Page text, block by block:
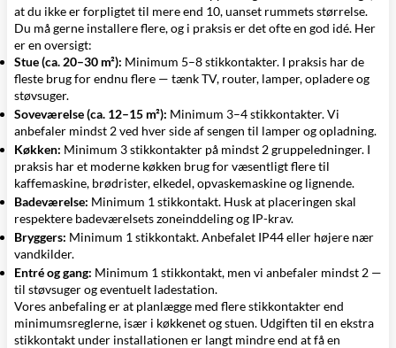
at du ikke er forpligtet til mere end 10, uanset rummets størrelse.
Du må gerne installere flere, og i praksis er det ofte en god idé. Her
er en oversigt:
Stue (ca. 20–30 m²): Minimum 5–8 stikkontakter. I praksis har de
fleste brug for endnu flere — tænk TV, router, lamper, opladere og
støvsuger.
Soveværelse (ca. 12–15 m²): Minimum 3–4 stikkontakter. Vi
anbefaler mindst 2 ved hver side af sengen til lamper og opladning.
Køkken: Minimum 3 stikkontakter på mindst 2 gruppeledninger. I
praksis har et moderne køkken brug for væsentligt flere til
kaffemaskine, brødrister, elkedel, opvaskemaskine og lignende.
Badeværelse: Minimum 1 stikkontakt. Husk at placeringen skal
respektere badeværelsets zoneinddeling og IP-krav.
Bryggers: Minimum 1 stikkontakt. Anbefalet IP44 eller højere nær
vandkilder.
Entré og gang: Minimum 1 stikkontakt, men vi anbefaler mindst 2 —
til støvsuger og eventuelt ladestation.
Vores anbefaling er at planlægge med flere stikkontakter end
minimumsreglerne, især i køkkenet og stuen. Udgiften til en ekstra
stikkontakt under installationen er langt mindre end at få en